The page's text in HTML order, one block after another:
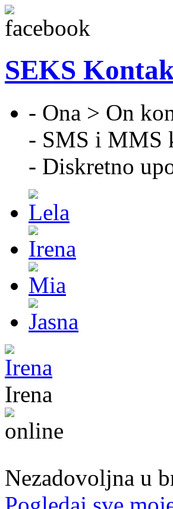
SEKS
- Ona > On
- SMS i MMS
- Diskretno
Irena
Nezadovoljna u